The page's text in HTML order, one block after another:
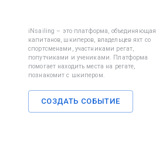
iNsailing – это платформа, объединяющая
капитанов, шкиперов, владельцев яхт со
спортсменами, участниками регат,
попутчиками и учениками. Платформа
помогает находить места на регате,
познакомит с шкипером.
СОЗДАТЬ СОБЫТИЕ